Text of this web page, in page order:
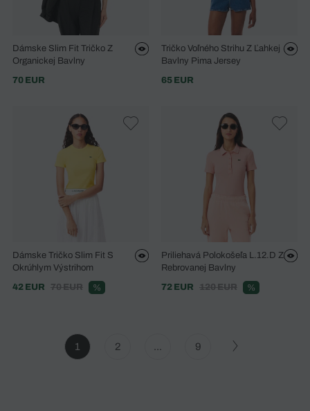
Dámske Slim Fit Tričko Z
Organickej Bavlny
70 EUR
Tričko Voľného Strihu Z Ľahkej
Bavlny Pima Jersey
65 EUR
Dámske Tričko Slim Fit S
Okrúhlym Výstrihom
42 EUR
70 EUR %
Priliehavá Polokošeľa L.12.D Z
Rebrovanej Bavlny
72 EUR
120 EUR %
1 2 9